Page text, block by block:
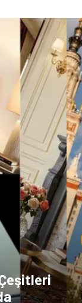
Sigorta
kadınlar ve takı
Spor